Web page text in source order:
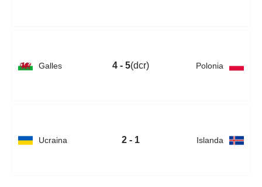
Galles 4 - 5(dcr) Polonia
Ucraina 2 - 1 Islanda